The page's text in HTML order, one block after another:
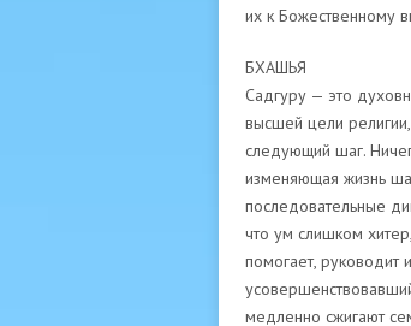
их к Божественному
БХАШЬЯ
Садгуру — это
высшей цели
следующий шаг.
изменяющая жизнь
последовательные
что ум слишком
помогает, руководит
медленно сжигают